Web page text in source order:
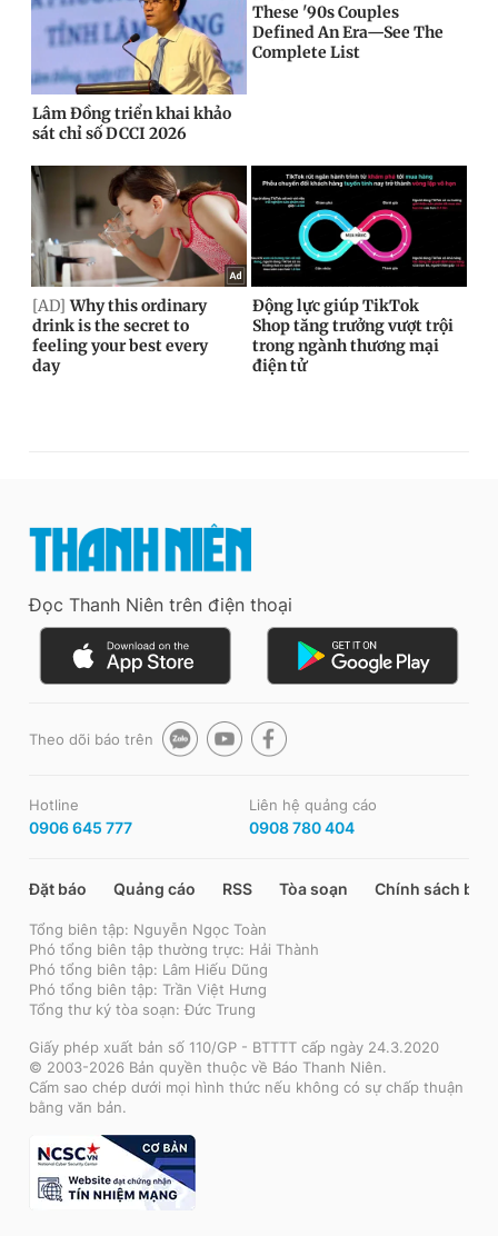
Đọc Thanh Niên trên điện thoại
Theo dõi báo trên
Hotline
0906 645 777
Liên hệ quảng cáo
0908 780 404
Đặt báo Quảng cáo RSS Tòa soạn Chính sách bảo
Tổng biên tập: Nguyễn Ngọc Toàn
Phó tổng biên tập thường trực: Hải Thành
Phó tổng biên tập: Lâm Hiếu Dũng
Phó tổng biên tập: Trần Việt Hưng
Tổng thư ký tòa soạn: Đức Trung
Giấy phép xuất bản số 110/GP - BTTTT cấp ngày 24.3.2020
© 2003-2026 Bản quyền thuộc về Báo Thanh Niên.
Cấm sao chép dưới mọi hình thức nếu không có sự chấp thuận
bằng văn bản.